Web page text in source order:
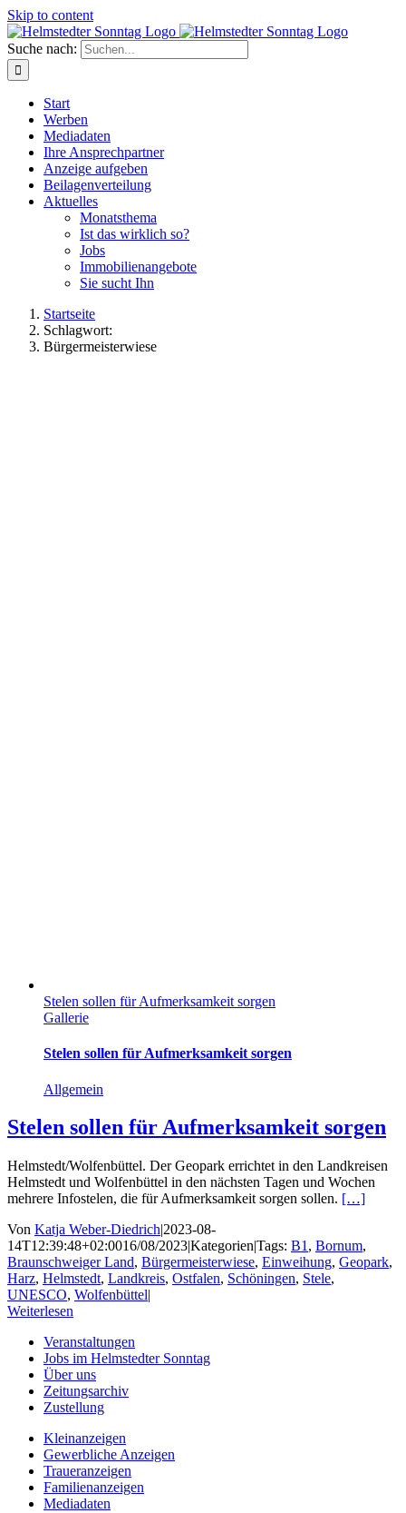
Skip to content
Suche nach:
Start
Werben
Mediadaten
Ihre Ansprechpartner
Anzeige aufgeben
Beilagenverteilung
Aktuelles
Monatsthema
Ist das wirklich so?
Jobs
Immobilienangebote
Sie sucht Ihn
Startseite
Schlagwort:
Bürgermeisterwiese
Stelen sollen für Aufmerksamkeit sorgen
Gallerie
Stelen sollen für Aufmerksamkeit sorgen
Allgemein
Stelen sollen für Aufmerksamkeit sorgen
Helmstedt/Wolfenbüttel. Der Geopark errichtet in den Landkreisen
Helmstedt und Wolfenbüttel in den nächsten Tagen und Wochen
mehrere Infostelen, die für Aufmerksamkeit sorgen sollen. […]
Von Katja Weber-Diedrich|2023-08-
14T12:39:48+02:0016/08/2023|Kategorien|Tags: B1 , Bornum,
Braunschweiger Land, Bürgermeisterwiese, Einweihung, Geopark,
Harz, Helmstedt, Landkreis, Ostfalen, Schöningen, Stele,
UNESCO, Wolfenbüttel|
Weiterlesen
Veranstaltungen
Jobs im Helmstedter Sonntag
Über uns
Zeitungsarchiv
Zustellung
Kleinanzeigen
Gewerbliche Anzeigen
Traueranzeigen
Familienanzeigen
Mediadaten